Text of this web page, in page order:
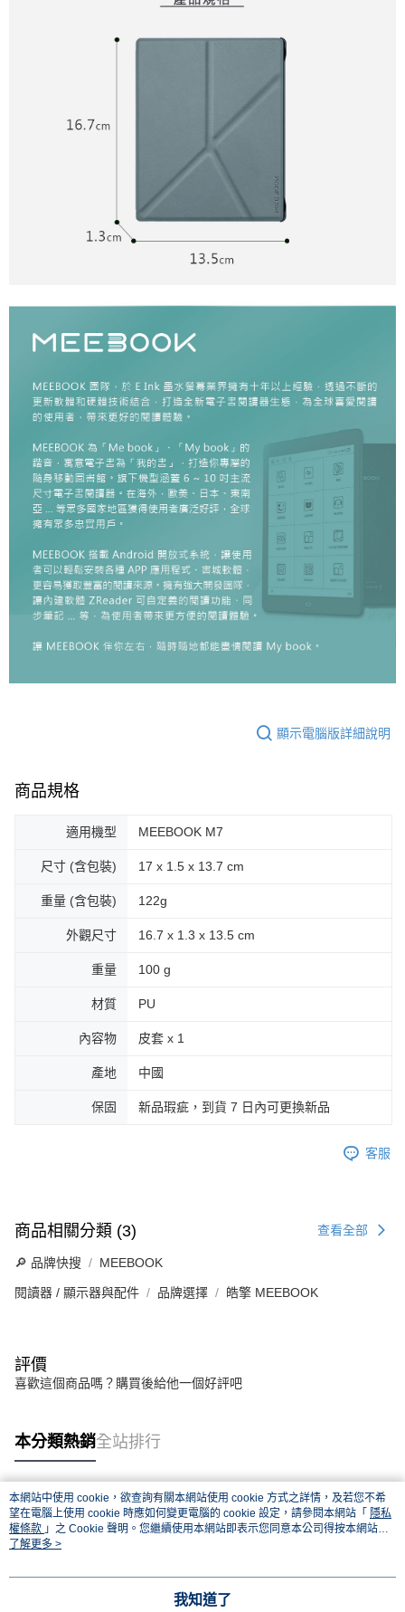
顯示電腦版詳細說明
商品規格
適用機型 MEEBOOK M7
尺寸 (含包裝) 17 x 1.5 x 13.7 cm
重量 (含包裝) 122g
外觀尺寸 16.7 x 1.3 x 13.5 cm
重量 100 g
材質 PU
內容物 皮套 x 1
產地 中國
保固 新品瑕疵，到貨 7 日內可更換新品
客服
商品相關分類 (3) 查看全部
🔎 品牌快搜 MEEBOOK
閱讀器 / 顯示器與配件 品牌選擇 皓擎 MEEBOOK
評價
喜歡這個商品嗎？購買後給他一個好評吧
本分類熱銷全站排行
熱門標籤
本網站中使用 cookie，欲查詢有關本網站使用 cookie 方式之詳情，及若您不希
望在電腦上使用 cookie 時應如何變更電腦的 cookie 設定，請參閱本網站「 隱私
權條款 」之 Cookie 聲明。您繼續使用本網站即表示您同意本公司得按本網站使
用條款之 Cookie 聲明使用 cookie。
了解更多 >
我知道了